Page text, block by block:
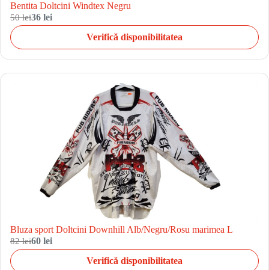
Bentita Doltcini Windtex Negru
50 lei36 lei
Verifică disponibilitatea
Bluza sport Doltcini Downhill Alb/Negru/Rosu marimea L
82 lei60 lei
Verifică disponibilitatea